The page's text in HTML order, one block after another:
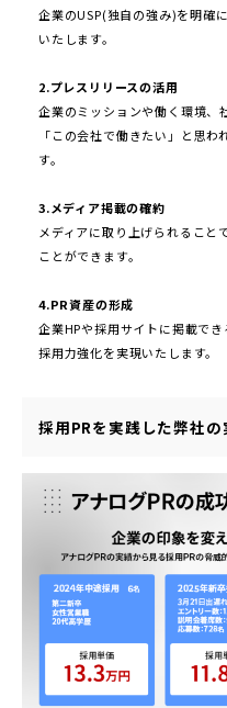
企業のUSP(独自の強み)を明確
いたします。
2.プレスリリースの活用
企業のミッションや働く環境、
「この会社で働きたい」と思
す。
3.メディア掲載の確約
メディアに取り上げられること
ことができます。
4.PR資産の形成
企業HPや採用サイトに掲載で
採用力強化を実現いたします。
採用PRを実践した弊社の